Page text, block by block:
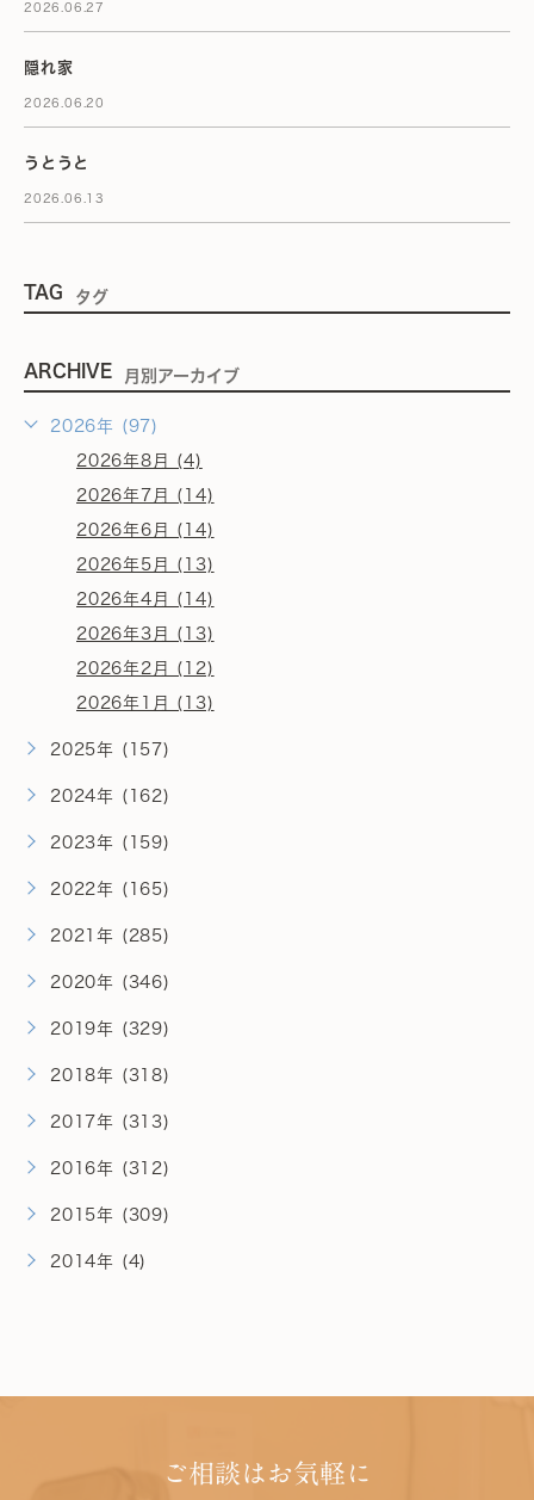
2026.06.27
隠れ家
2026.06.20
うとうと
2026.06.13
TAG タグ
ARCHIVE 月別アーカイブ
2026年 (97)
2026年8月 (4)
2026年7月 (14)
2026年6月 (14)
2026年5月 (13)
2026年4月 (14)
2026年3月 (13)
2026年2月 (12)
2026年1月 (13)
2025年 (157)
2024年 (162)
2023年 (159)
2022年 (165)
2021年 (285)
2020年 (346)
2019年 (329)
2018年 (318)
2017年 (313)
2016年 (312)
2015年 (309)
2014年 (4)
ご相談はお気軽に